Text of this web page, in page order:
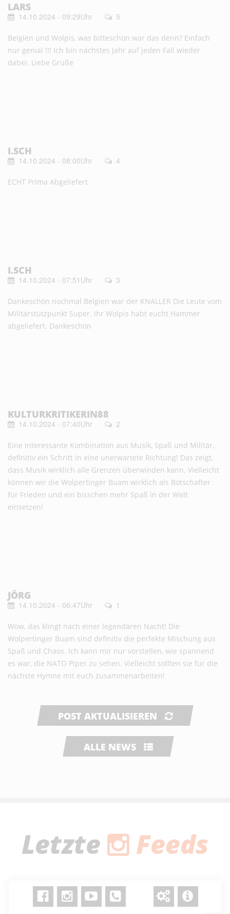
LARS
14.10.2024 - 09:29Uhr 5
Belgien und Wolpis, was bitteschön war das denn? Einfach
nur genial !!! Ich bin nächstes Jahr auf jeden Fall wieder
dabei. Liebe Grüße
I.SCH
14.10.2024 - 08:00Uhr 4
ECHT Prima Abgeliefert
I.SCH
14.10.2024 - 07:51Uhr 3
Dankeschön nochmal Belgien war der KNALLER Die Leute vom
Militärstützpunkt Super. Ihr Wolpis habt eucht Hammer
abgeliefert. Dankeschön
KULTURKRITIKERIN88
14.10.2024 - 07:40Uhr 2
Eine interessante Kombination aus Musik, Spaß und Militär,
definitiv ein Schritt in eine unerwartete Richtung! Das zeigt,
dass Musik wirklich alle Grenzen überwinden kann. Vielleicht
können wir die Wolpertinger Buam wirklich als Botschafter
für Frieden und ein bisschen mehr Spaß in der Welt
einsetzen!
JÖRG
14.10.2024 - 06:47Uhr 1
Wow, das klingt nach einer legendären Nacht! Die
Wolpertinger Buam sind definitiv die perfekte Mischung aus
Spaß und Chaos. Ich kann mir nur vorstellen, wie spannend
es war, die NATO Piper zu sehen. Vielleicht sollten sie für die
nächste Hymne mit euch zusammenarbeiten!
POST AKTUALISIEREN
ALLE NEWS
Letzte Feeds